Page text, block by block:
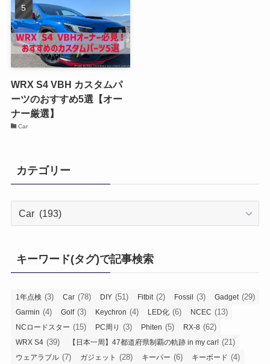
WRX S4 VBH カスタムパ
ーツのおすすめ5選【オー
ナー厳選】
Car
カテゴリー
キーワード(タグ)で記事検索
1年点検 (3) Car (78) DIY (51) Fitbit(2) Fossil (3) Gadget(29)
Garmin (4) Golf(3) Keychron (4) LED化 (6) NCEC (13)
NCロードスター (15) PC周り (3) Phiten (5) RX-8 (62)
WRX S4 (39) 【日本一周】47都道府県制覇の軌跡 in my car! (21)
ウェアラブル (7) ガジェット (28) キーパー (6) キーボード (4)